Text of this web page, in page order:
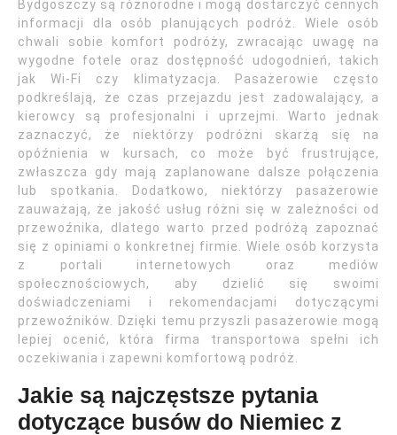
Bydgoszczy są różnorodne i mogą dostarczyć cennych
informacji dla osób planujących podróż. Wiele osób
chwali sobie komfort podróży, zwracając uwagę na
wygodne fotele oraz dostępność udogodnień, takich
jak Wi-Fi czy klimatyzacja. Pasażerowie często
podkreślają, że czas przejazdu jest zadowalający, a
kierowcy są profesjonalni i uprzejmi. Warto jednak
zaznaczyć, że niektórzy podróżni skarżą się na
opóźnienia w kursach, co może być frustrujące,
zwłaszcza gdy mają zaplanowane dalsze połączenia
lub spotkania. Dodatkowo, niektórzy pasażerowie
zauważają, że jakość usług różni się w zależności od
przewoźnika, dlatego warto przed podróżą zapoznać
się z opiniami o konkretnej firmie. Wiele osób korzysta
z portali internetowych oraz mediów
społecznościowych, aby dzielić się swoimi
doświadczeniami i rekomendacjami dotyczącymi
przewoźników. Dzięki temu przyszli pasażerowie mogą
lepiej ocenić, która firma transportowa spełni ich
oczekiwania i zapewni komfortową podróż.
Jakie są najczęstsze pytania
dotyczące busów do Niemiec z